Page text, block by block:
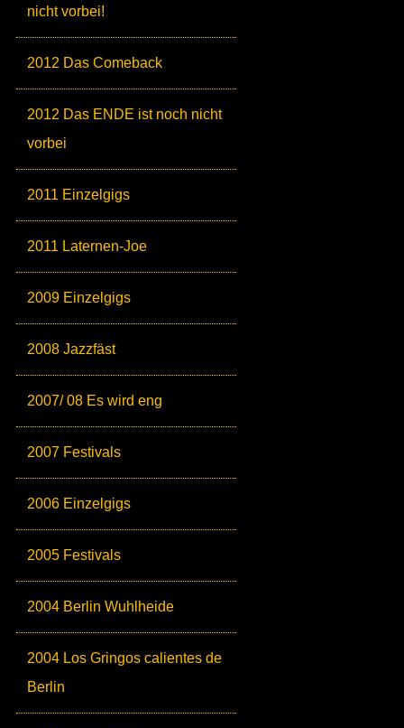
nicht vorbei!
2012 Das Comeback
2012 Das ENDE ist noch nicht
vorbei
2011 Einzelgigs
2011 Laternen-Joe
2009 Einzelgigs
2008 Jazzfäst
2007/ 08 Es wird eng
2007 Festivals
2006 Einzelgigs
2005 Festivals
2004 Berlin Wuhlheide
2004 Los Gringos calientes de
Berlin